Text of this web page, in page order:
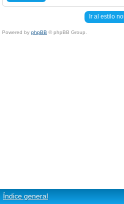
Ir al estilo
Powered by phpBB © phpBB Group.
Índice general